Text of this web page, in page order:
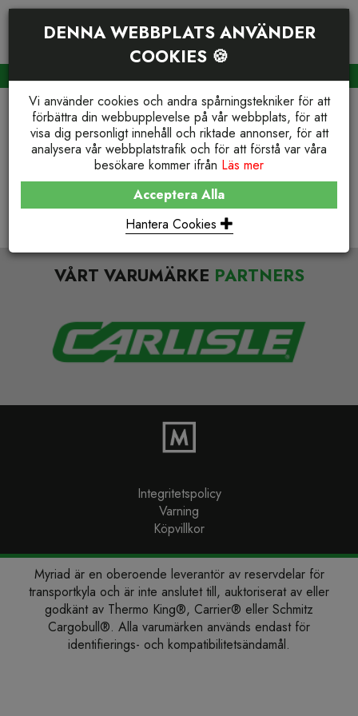
4 4 SIDA EJ HITTAD
Tyvärr, vi kunde inte hitta den sida du letar efter
Antingen har den flyttats eller så finns den inte längre
Återgå till startsidan
VÅRT VARUMÄRKE PARTNERS
Integritetspolicy
Varning
Köpvillkor
Myriad är en oberoende leverantör av reservdelar för
transportkyla och är inte anslutet till, auktoriserat av eller
godkänt av Thermo King®, Carrier® eller Schmitz
Cargobull®. Alla varumärken används endast för
identifierings- och kompatibilitetsändamål.
DENNA WEBBPLATS ANVÄNDER
COOKIES 🍪
Vi använder cookies och andra spårningstekniker för att
förbättra din webbupplevelse på vår webbplats, för att
visa dig personligt innehåll och riktade annonser, för att
analysera vår webbplatstrafik och för att förstå var våra
besökare kommer ifrån Läs mer
Acceptera Alla
Hantera Cookies